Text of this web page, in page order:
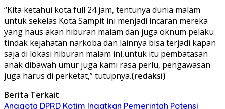
“Kita ketahui kota full 24 jam, tentunya dunia malam
untuk sekelas Kota Sampit ini menjadi incaran mereka
yang haus akan hiburan malam dan juga oknum pelaku
tindak kejahatan narkoba dan lainnya bisa terjadi kapan
saja di lokasi hiburan malam ini,untuk itu pembatasan
anak dibawah umur juga kami rasa perlu, pengawasan
juga harus di perketat,” tutupnya.(redaksi)
Berita Terkait
Anggota DPRD Kotim Ingatkan Pemerintah Potensi